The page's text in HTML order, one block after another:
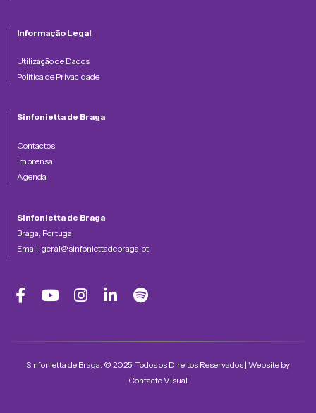
Informação Legal
Utilização de Dados
Política de Privacidade
Sinfonietta de Braga
Contactos
Imprensa
Agenda
Sinfonietta de Braga
Braga, Portugal
Email: geral@sinfoniettadebraga.pt
Sinfonietta de Braga. © 2025. Todos os Direitos Reservados | Website by
Contacto Visual